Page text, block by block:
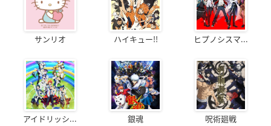
サンリオ ハイキュー!! ヒプノシスマ...
アイドリッシ... 銀魂 呪術廻戦